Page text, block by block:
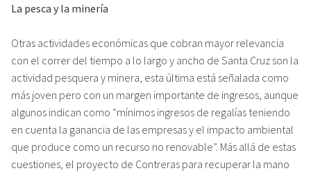
La pesca y la minería
Otras actividades económicas que cobran mayor relevancia
con el correr del tiempo a lo largo y ancho de Santa Cruz son la
actividad pesquera y minera, esta última está señalada como
más joven pero con un margen importante de ingresos, aunque
algunos indican como “mínimos ingresos de regalías teniendo
en cuenta la ganancia de las empresas y el impacto ambiental
que produce como un recurso no renovable”. Más allá de estas
cuestiones, el proyecto de Contreras para recuperar la mano